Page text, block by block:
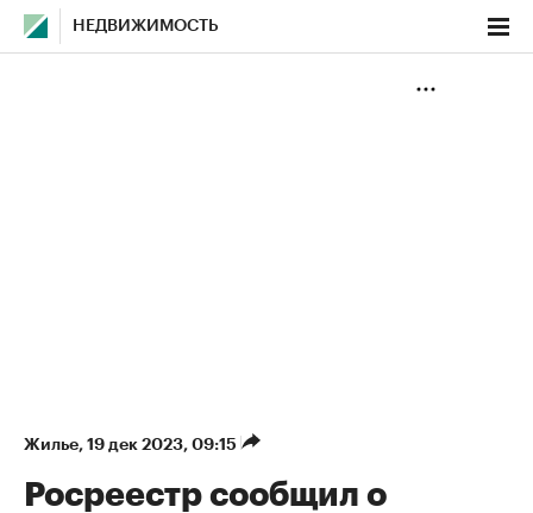
НЕДВИЖИМОСТЬ
Жилье⁠, 19 дек 2023, 09:15
Росреестр сообщил о